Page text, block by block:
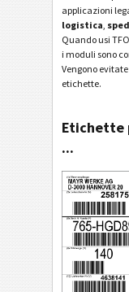
applicazioni
logistica
Quando usi
i moduli sono
Vengono
etichette.
Etichette
...